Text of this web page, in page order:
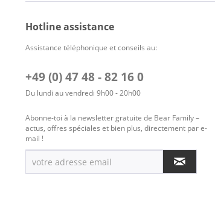
Hotline assistance
Assistance téléphonique et conseils au:
+49 (0) 47 48 - 82 16 0
Du lundi au vendredi 9h00 - 20h00
Abonne-toi à la newsletter gratuite de Bear Family –
actus, offres spéciales et bien plus, directement par e-
mail !